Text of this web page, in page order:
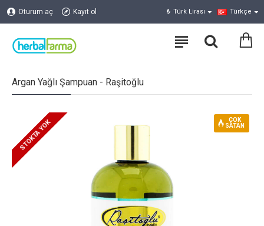
Oturum aç Kayıt ol ₺ Türk Lirası Türkçe
Argan Yağlı Şampuan - Raşitoğlu
ÇOK
SATAN
STOKTA YOK